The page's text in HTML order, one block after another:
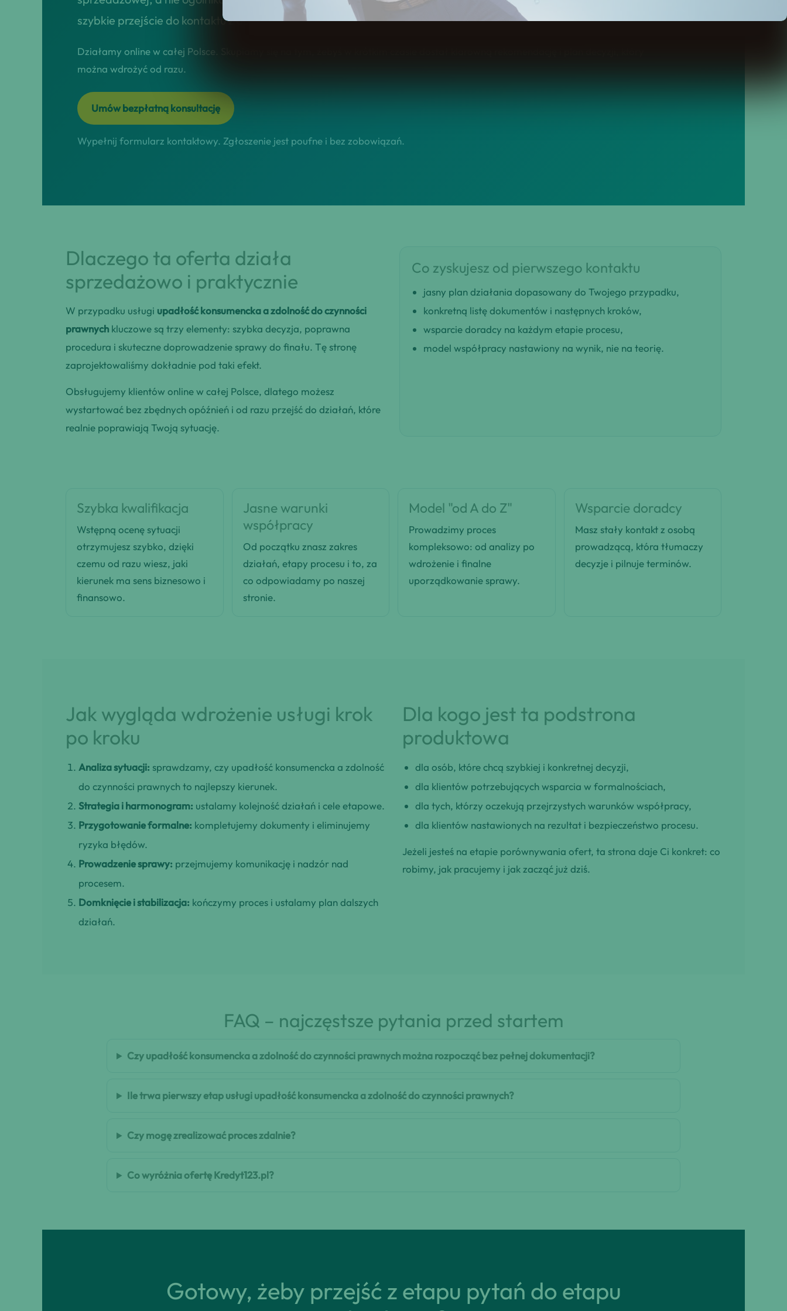
szybkie przejście do kontaktu z doradcą.
Działamy online w całej Polsce. Skupiamy się na tym, żebyś w krótkim czasie dostał klarowną rekomendację i plan decyzji, który
można wdrożyć od razu.
Umów bezpłatną konsultację
Wypełnij formularz kontaktowy. Zgłoszenie jest poufne i bez zobowiązań.
Dlaczego ta oferta działa
sprzedażowo i praktycznie
W przypadku usługi upadłość konsumencka a zdolność do czynności
prawnych kluczowe są trzy elementy: szybka decyzja, poprawna
procedura i skuteczne doprowadzenie sprawy do finału. Tę stronę
zaprojektowaliśmy dokładnie pod taki efekt.
Obsługujemy klientów online w całej Polsce, dlatego możesz
wystartować bez zbędnych opóźnień i od razu przejść do działań, które
realnie poprawiają Twoją sytuację.
Co zyskujesz od pierwszego kontaktu
jasny plan działania dopasowany do Twojego przypadku,
konkretną listę dokumentów i następnych kroków,
wsparcie doradcy na każdym etapie procesu,
model współpracy nastawiony na wynik, nie na teorię.
Szybka kwalifikacja
Wstępną ocenę sytuacji
otrzymujesz szybko, dzięki
czemu od razu wiesz, jaki
kierunek ma sens biznesowo i
finansowo.
Jasne warunki
współpracy
Od początku znasz zakres
działań, etapy procesu i to, za
co odpowiadamy po naszej
stronie.
Model "od A do Z"
Prowadzimy proces
kompleksowo: od analizy po
wdrożenie i finalne
uporządkowanie sprawy.
Wsparcie doradcy
Masz stały kontakt z osobą
prowadzącą, która tłumaczy
decyzje i pilnuje terminów.
Jak wygląda wdrożenie usługi krok
po kroku
Analiza sytuacji: sprawdzamy, czy upadłość konsumencka a zdolność
do czynności prawnych to najlepszy kierunek.
Strategia i harmonogram: ustalamy kolejność działań i cele etapowe.
Przygotowanie formalne: kompletujemy dokumenty i eliminujemy
ryzyka błędów.
Prowadzenie sprawy: przejmujemy komunikację i nadzór nad
procesem.
Domknięcie i stabilizacja: kończymy proces i ustalamy plan dalszych
działań.
Dla kogo jest ta podstrona
produktowa
dla osób, które chcą szybkiej i konkretnej decyzji,
dla klientów potrzebujących wsparcia w formalnościach,
dla tych, którzy oczekują przejrzystych warunków współpracy,
dla klientów nastawionych na rezultat i bezpieczeństwo procesu.
Jeżeli jesteś na etapie porównywania ofert, ta strona daje Ci konkret: co
robimy, jak pracujemy i jak zacząć już dziś.
FAQ – najczęstsze pytania przed startem
Czy upadłość konsumencka a zdolność do czynności prawnych można rozpocząć bez pełnej dokumentacji?
Ile trwa pierwszy etap usługi upadłość konsumencka a zdolność do czynności prawnych?
Czy mogę zrealizować proces zdalnie?
Co wyróżnia ofertę Kredyt123.pl?
Gotowy, żeby przejść z etapu pytań do etapu